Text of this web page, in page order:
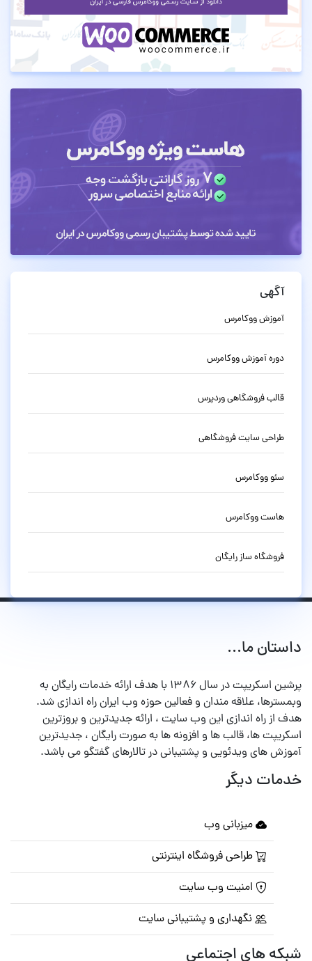
آگهی
آموزش ووکامرس
دوره آموزش ووکامرس
قالب فروشگاهی وردپرس
طراحی سایت فروشگاهی
سئو ووکامرس
هاست ووکامرس
فروشگاه ساز رایگان
داستان ما...
پرشین اسکریپت در سال ۱۳۸۶ با هدف ارائه خدمات رایگان به
وبمسترها، علاقه مندان و فعالین حوزه وب ایران راه اندازی شد.
هدف از راه اندازی این وب سایت ، ارائه جدیدترین و بروزترین
اسکریپت ها، قالب ها و افزونه ها به صورت رایگان ، جدیدترین
آموزش های ویدئویی و پشتیبانی در تالارهای گفتگو می باشد.
خدمات دیگر
میزبانی وب
طراحی فروشگاه اینترنتی
امنیت وب سایت
نگهداری و پشتیبانی سایت
شبکه های اجتماعی